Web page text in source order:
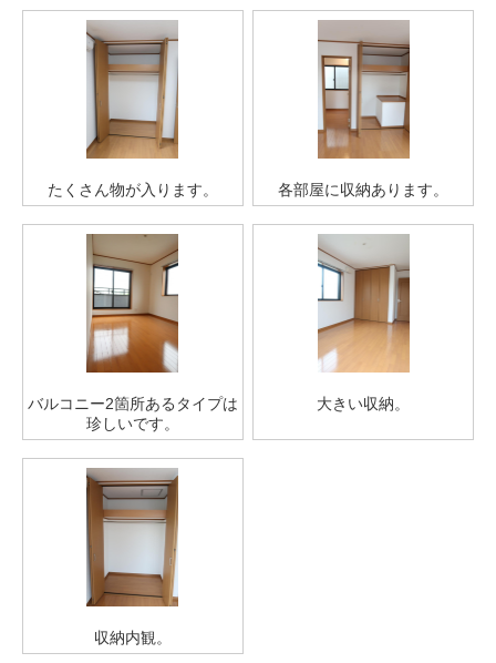
たくさん物が入ります。 各部屋に収納あります。
バルコニー2箇所あるタイプは
珍しいです。
大きい収納。
収納内観。